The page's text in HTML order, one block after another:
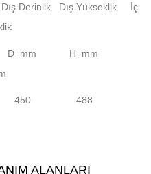
Derinlik Dış Yükseklik İç
D=mm H=mm
488
ALANLARI